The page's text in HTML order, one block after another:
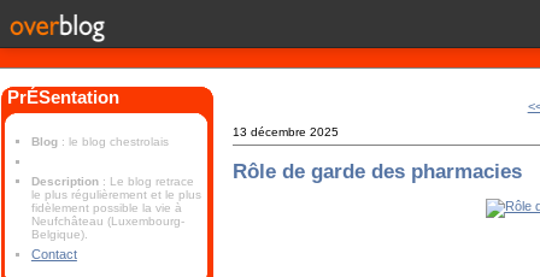
PrÉSentation
Blog : le blog chestrolais
Description : Le blog retrace
le plus régulièrement et le plus
fidèlement possible la vie à
Neufchâteau (Luxembourg-
Belgique).
Contact
13 décembre 2025
Rôle de garde des pharmacies